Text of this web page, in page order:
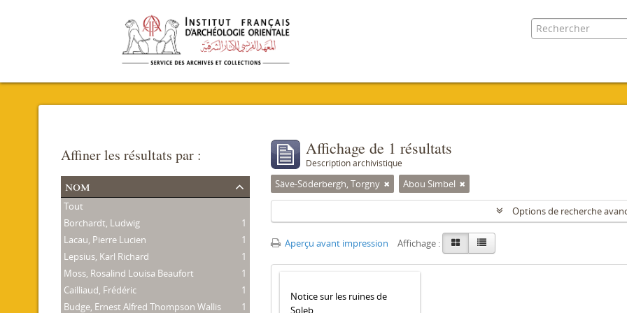
Affiner les résultats par :
nom
Tout
Borchardt, Ludwig
1
Lacau, Pierre Lucien
1
Lepsius, Karl Richard
1
Moss, Rosalind Louisa Beaufort
1
Cailliaud, Frédéric
1
Budge, Ernest Alfred Thompson Wallis
1
Affichage de 1 résultats
Description archivistique
Säve-Söderbergh, Torgny Abou Simbel
Options de recherche
Aperçu avant impression Affichage :
Notice sur les ruines de
Soleb